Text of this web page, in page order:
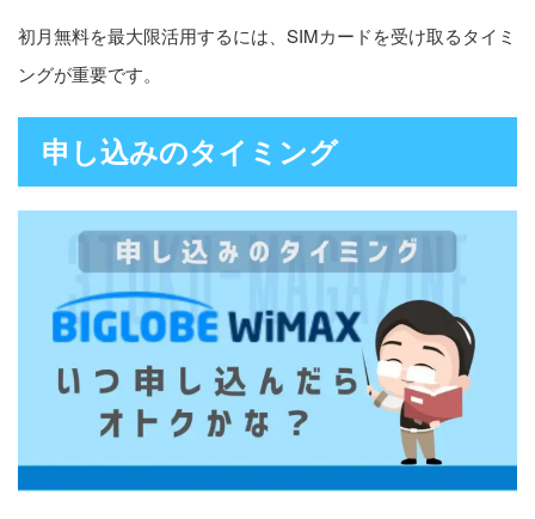
初月無料を最大限活用するには、SIMカードを受け取るタイミ
ングが重要です。
申し込みのタイミング